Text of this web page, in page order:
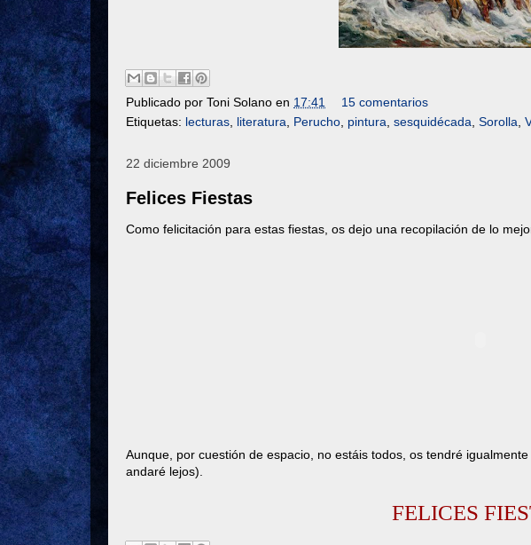
Publicado por Toni Solano en 17:41
15 comentarios
Etiquetas: lecturas literatura Perucho pintura sesquidécada Sorolla
22 diciembre 2009
Felices Fiestas
Como felicitación para estas fiestas, os dejo una recopilación de lo
Aunque, por cuestión de espacio, no estáis todos, os tendré
andaré lejos).
FELICES